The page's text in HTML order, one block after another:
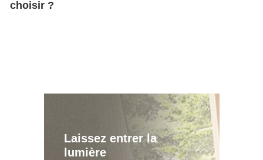
choisir ?
Laissez entrer la
lumière